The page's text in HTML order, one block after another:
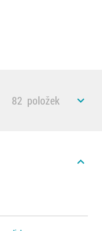
82 položek expand_less
expand_less